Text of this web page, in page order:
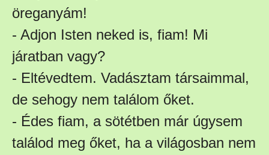
öreganyám!
- Adjon Isten neked is, fiam! Mi
járatban vagy?
- Eltévedtem. Vadásztam társaimmal,
de sehogy nem találom őket.
- Édes fiam, a sötétben már úgysem
találod meg őket, ha a világosban nem